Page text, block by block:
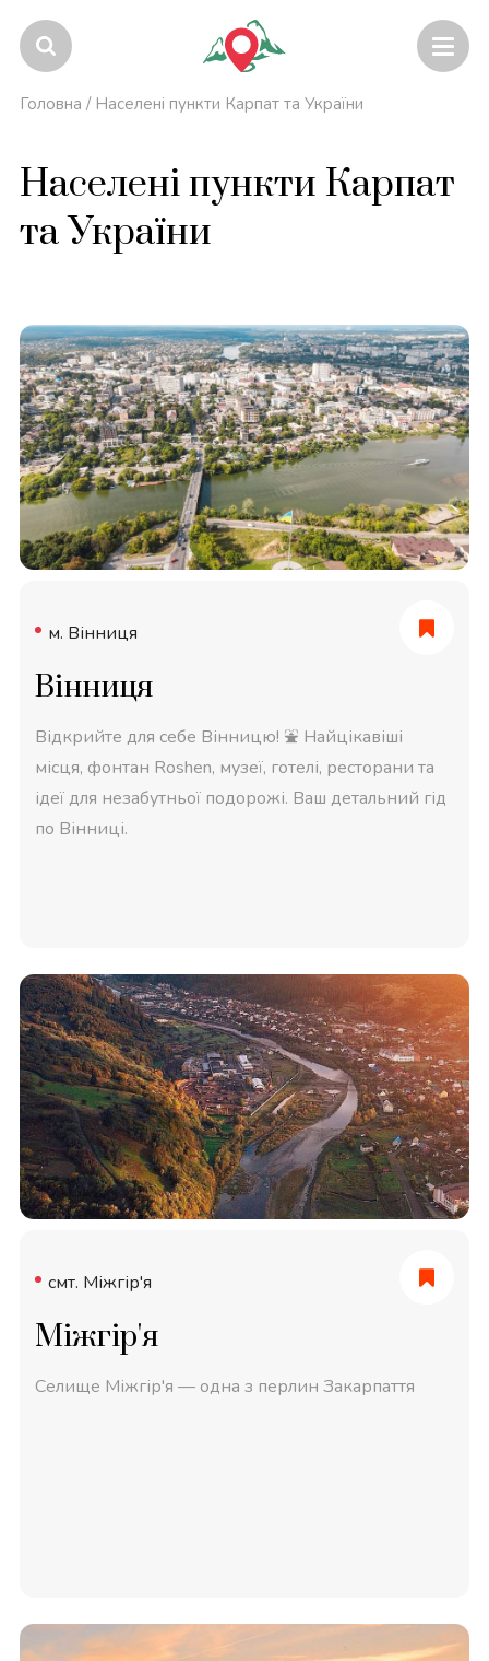
Головна /Населені пункти Карпат та України
Населені пункти Карпат
та України
м. Вінниця
Вінниця
Відкрийте для себе Вінницю! ⛲ Найцікавіші
місця, фонтан Roshen, музеї, готелі, ресторани та
ідеї для незабутньої подорожі. Ваш детальний гід
по Вінниці.
смт. Міжгір'я
Міжгір'я
Селище Міжгір'я — одна з перлин Закарпаття